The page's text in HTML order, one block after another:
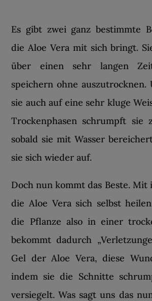
Es gibt zwei ganz bestimmte
die Aloe Vera mit sich bringt.
über einen sehr langen
speichern ohne auszutrocknen.
sie auch auf eine sehr kluge
Trockenphasen schrumpft sie
sobald sie mit Wasser
sie sich wieder auf.
Doch nun kommt das Beste. Mit
die Aloe Vera sich selbst
die Pflanze also in einer
bekommt dadurch
Gel der Aloe Vera, diese
indem sie die Schnitte
versiegelt. Was sagt uns das